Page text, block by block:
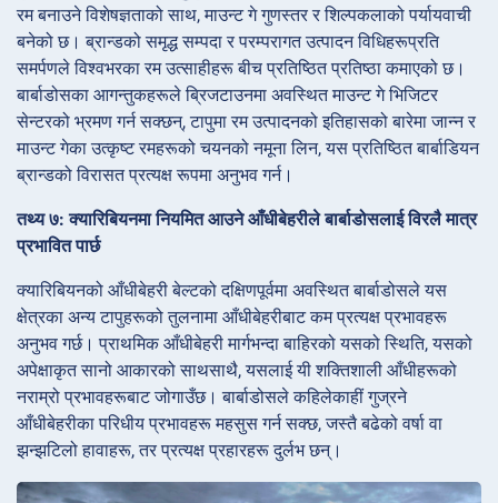
रम बनाउने विशेषज्ञताको साथ, माउन्ट गे गुणस्तर र शिल्पकलाको पर्यायवाची
बनेको छ। ब्रान्डको समृद्ध सम्पदा र परम्परागत उत्पादन विधिहरूप्रति
समर्पणले विश्वभरका रम उत्साहीहरू बीच प्रतिष्ठित प्रतिष्ठा कमाएको छ।
बार्बाडोसका आगन्तुकहरूले ब्रिजटाउनमा अवस्थित माउन्ट गे भिजिटर
सेन्टरको भ्रमण गर्न सक्छन्, टापुमा रम उत्पादनको इतिहासको बारेमा जान्न र
माउन्ट गेका उत्कृष्ट रमहरूको चयनको नमूना लिन, यस प्रतिष्ठित बार्बाडियन
ब्रान्डको विरासत प्रत्यक्ष रूपमा अनुभव गर्न।
तथ्य ७: क्यारिबियनमा नियमित आउने आँधीबेहरीले बार्बाडोसलाई विरलै मात्र
प्रभावित पार्छ
क्यारिबियनको आँधीबेहरी बेल्टको दक्षिणपूर्वमा अवस्थित बार्बाडोसले यस
क्षेत्रका अन्य टापुहरूको तुलनामा आँधीबेहरीबाट कम प्रत्यक्ष प्रभावहरू
अनुभव गर्छ। प्राथमिक आँधीबेहरी मार्गभन्दा बाहिरको यसको स्थिति, यसको
अपेक्षाकृत सानो आकारको साथसाथै, यसलाई यी शक्तिशाली आँधीहरूको
नराम्रो प्रभावहरूबाट जोगाउँछ। बार्बाडोसले कहिलेकाहीं गुज्रने
आँधीबेहरीका परिधीय प्रभावहरू महसुस गर्न सक्छ, जस्तै बढेको वर्षा वा
झन्झटिलो हावाहरू, तर प्रत्यक्ष प्रहारहरू दुर्लभ छन्।